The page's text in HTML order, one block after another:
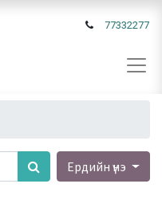
77332277
Ердийн үнэ